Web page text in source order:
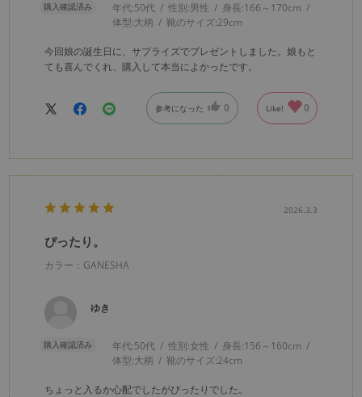
購入確認済み 年代:50代 性別:男性 身長:166～170cm
体型:大柄 靴のサイズ:29cm
今回娘の誕生日に、サプライズでプレゼントしました。娘もと
ても喜んでくれ、購入して本当によかったです。
参考になった 0 Like! 0
2026.3.3
ぴったり。
カラー：GANESHA
ゆき
購入確認済み 年代:50代 性別:女性 身長:156～160cm
体型:大柄 靴のサイズ:24cm
ちょっと入るか心配でしたがぴったりでした。